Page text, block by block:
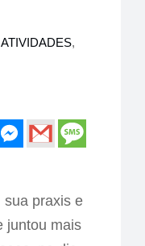
ATIVIDADES,
sua praxis e
juntou mais